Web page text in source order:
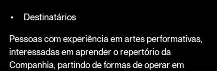
Destinatários
Pessoas com experiência em artes performativas,
interessadas em aprender o repertório da
Companhia, partindo de formas de operar em